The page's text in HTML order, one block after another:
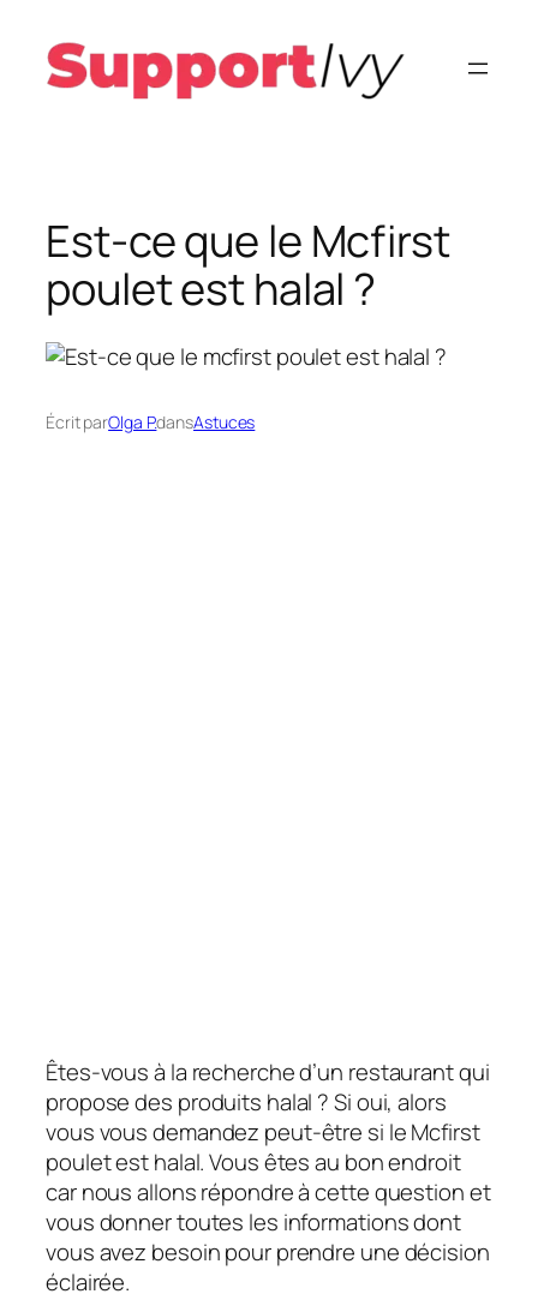
contenu
Est-ce que le Mcfirst
poulet est halal ?
Écrit parOlga P.dansAstuces
Êtes-vous à la recherche d’un restaurant qui
propose des produits halal ? Si oui, alors
vous vous demandez peut-être si le Mcfirst
poulet est halal. Vous êtes au bon endroit
car nous allons répondre à cette question et
vous donner toutes les informations dont
vous avez besoin pour prendre une décision
éclairée.